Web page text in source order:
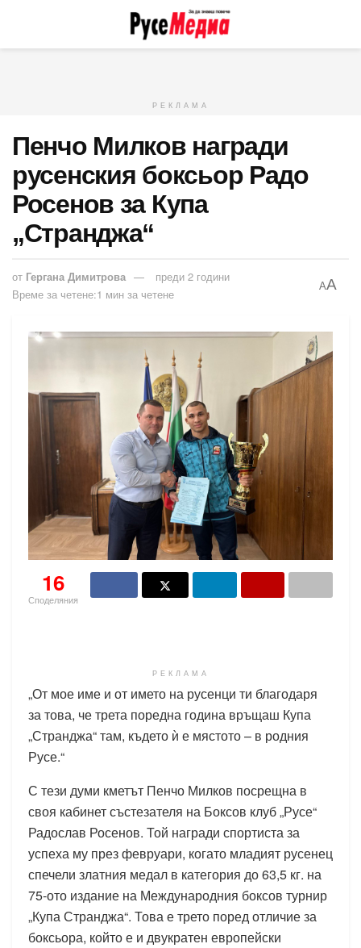
РЕКЛАМА
Пенчо Милков награди
русенския боксьор Радо
Росенов за Купа
„Странджа“
от Гергана Димитрова
преди 2 години
Време за четене:1 мин за четене
AA
16
Споделяния
РЕКЛАМА
„От мое име и от името на русенци ти благодаря
за това, че трета поредна година връщаш Купа
„Странджа“ там, където ѝ е мястото – в родния
Русе.“
С тези думи кметът Пенчо Милков посрещна в
своя кабинет състезателя на Боксов клуб „Русе“
Радослав Росенов. Той награди спортиста за
успеха му през февруари, когато младият русенец
спечели златния медал в категория до 63,5 кг. на
75-ото издание на Международния боксов турнир
„Купа Странджа“. Това е трето поред отличие за
боксьора, който е и двукратен европейски